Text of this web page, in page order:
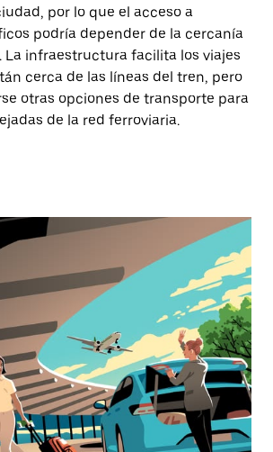
por lo que el acceso a
podría depender de la cercanía
La infraestructura facilita los viajes
cerca de las líneas del tren, pero
otras opciones de transporte para
de la red ferroviaria.